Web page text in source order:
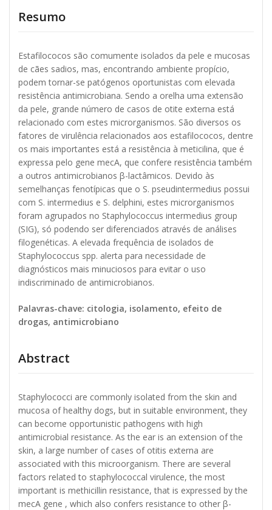
Resumo
Estafilococos são comumente isolados da pele e mucosas
de cães sadios, mas, encontrando ambiente propício,
podem tornar-se patógenos oportunistas com elevada
resistência antimicrobiana. Sendo a orelha uma extensão
da pele, grande número de casos de otite externa está
relacionado com estes microrganismos. São diversos os
fatores de virulência relacionados aos estafilococos, dentre
os mais importantes está a resistência à meticilina, que é
expressa pelo gene mecA, que confere resistência também
a outros antimicrobianos β-lactâmicos. Devido às
semelhanças fenotípicas que o S. pseudintermedius possui
com S. intermedius e S. delphini, estes microrganismos
foram agrupados no Staphylococcus intermedius group
(SIG), só podendo ser diferenciados através de análises
filogenéticas. A elevada frequência de isolados de
Staphylococcus spp. alerta para necessidade de
diagnósticos mais minuciosos para evitar o uso
indiscriminado de antimicrobianos.
Palavras-chave: citologia, isolamento, efeito de
drogas, antimicrobiano
Abstract
Staphylococci are commonly isolated from the skin and
mucosa of healthy dogs, but in suitable environment, they
can become opportunistic pathogens with high
antimicrobial resistance. As the ear is an extension of the
skin, a large number of cases of otitis externa are
associated with this microorganism. There are several
factors related to staphylococcal virulence, the most
important is methicillin resistance, that is expressed by the
mecA gene , which also confers resistance to other β-